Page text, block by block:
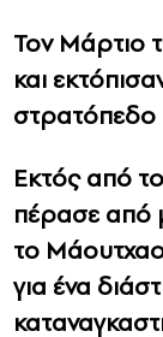
Τον Μάρτιο
και
στρατόπεδο
Εκτός από
πέρασε από
το
για ένα